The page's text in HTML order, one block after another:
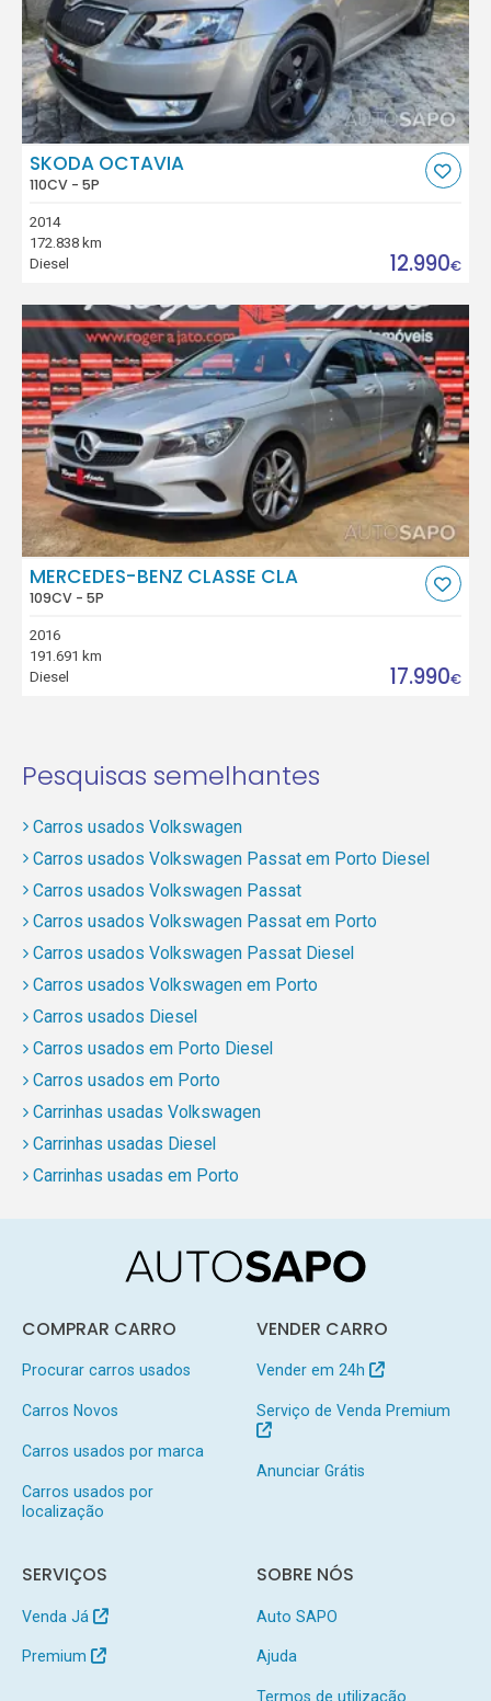
SKODA OCTAVIA
110CV - 5P
2014
172.838 km
Diesel
12.990€
MERCEDES-BENZ CLASSE CLA
109CV - 5P
2016
191.691 km
Diesel
17.990€
Pesquisas semelhantes
Carros usados Volkswagen
Carros usados Volkswagen Passat em Porto Diesel
Carros usados Volkswagen Passat
Carros usados Volkswagen Passat em Porto
Carros usados Volkswagen Passat Diesel
Carros usados Volkswagen em Porto
Carros usados Diesel
Carros usados em Porto Diesel
Carros usados em Porto
Carrinhas usadas Volkswagen
Carrinhas usadas Diesel
Carrinhas usadas em Porto
COMPRAR CARRO
Procurar carros usados
Carros Novos
Carros usados por marca
Carros usados por
localização
VENDER CARRO
Vender em 24h
Serviço de Venda Premium
Anunciar Grátis
SERVIÇOS
Venda Já
Premium
SOBRE NÓS
Auto SAPO
Ajuda
Termos de utilização